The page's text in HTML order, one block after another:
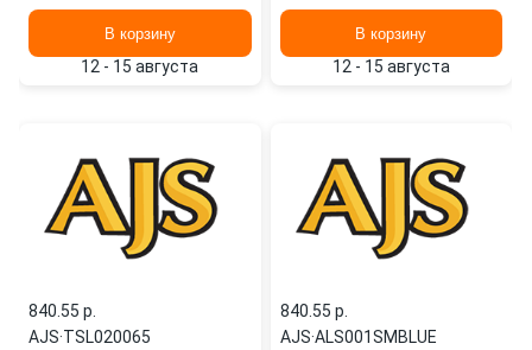
В корзину
12 - 15 августа
В корзину
12 - 15 августа
840.55 p.
AJS·TSL020065
840.55 p.
AJS·ALS001SMBLUE